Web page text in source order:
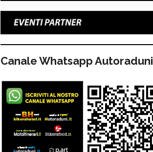
Canale Whatsapp Autoraduni